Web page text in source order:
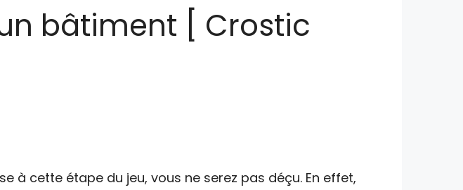
bâtiment [ Crostic
à cette étape du jeu, vous ne serez pas déçu. En effet,